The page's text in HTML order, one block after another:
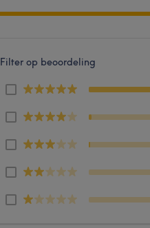
Filter op beoordeling